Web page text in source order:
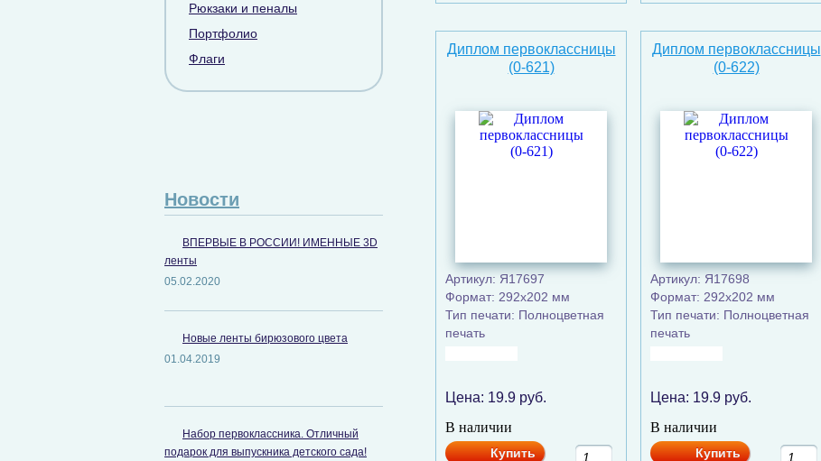
Рюкзаки и пеналы
Портфолио
Флаги
Новости
ВПЕРВЫЕ В РОССИИ! ИМЕННЫЕ 3D
ленты
05.02.2020
Новые ленты бирюзового цвета
01.04.2019
Набор первоклассника. Отличный
подарок для выпускника детского сада!
Диплом первоклассницы
(0-621)
Артикул: Я17697
Формат: 292x202 мм
Тип печати: Полноцветная
печать
Цена: 19.9 руб.
В наличии
Купить
Диплом первоклассницы
(0-622)
Артикул: Я17698
Формат: 292x202 мм
Тип печати: Полноцветная
печать
Цена: 19.9 руб.
В наличии
Купить